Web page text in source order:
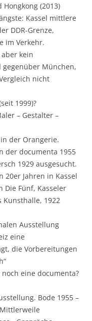
(2013)
Kassel mittlere
DDR-Grenze,
im Verkehr.
kein
gegenüber München,
nicht
1999)?
– Gestalter –
der Orangerie.
der documenta 1955
1929 ausgesucht.
20er Jahren in Kassel
Fünf, Kasseler
Kunsthalle, 1922
Ausstellung
eine
die Vorbereitungen
eine documenta?
Bode 1955 –